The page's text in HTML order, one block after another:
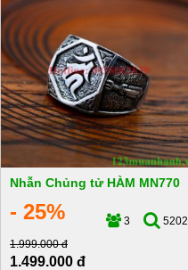
Nhẫn Chủng tử HÀM MN770
- 25% 3
5202
1.999.000 đ
1.499.000 đ